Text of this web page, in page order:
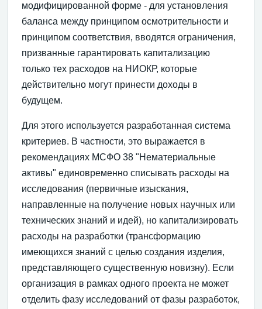
модифицированной форме - для установления
баланса между принципом осмотрительности и
принципом соответствия, вводятся ограничения,
призванные гарантировать капитализацию
только тех расходов на НИОКР, которые
действительно могут принести доходы в
будущем.
Для этого используется разработанная система
критериев. В частности, это выражается в
рекомендациях МСФО 38 "Нематериальные
активы" единовременно списывать расходы на
исследования (первичные изыскания,
направленные на получение новых научных или
технических знаний и идей), но капитализировать
расходы на разработки (трансформацию
имеющихся знаний с целью создания изделия,
представляющего существенную новизну). Если
организация в рамках одного проекта не может
отделить фазу исследований от фазы разработок,